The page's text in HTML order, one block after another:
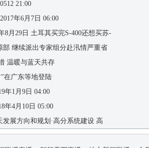
21:00
年6月7日 06:00
8月29日 土耳其买完S-400还想买苏-
部 继续派出专家组分赴汛情严重省
温暖与蓝天共存
在广东等地登陆
年1月9日 04:00
年4月10日 05:00
展方向和规划·高分系统建设 高